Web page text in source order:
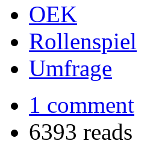
OEK
Rollenspiel
Umfrage
1 comment
6393 reads